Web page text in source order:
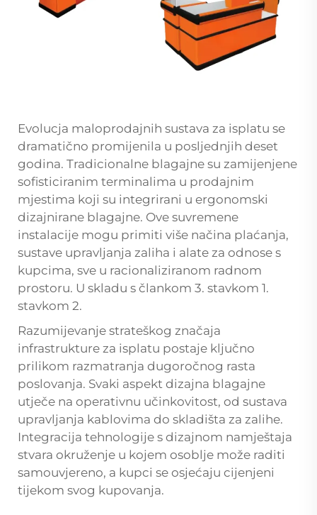
Evolucja maloprodajnih sustava za isplatu se
dramatično promijenila u posljednjih deset
godina. Tradicionalne blagajne su zamijenjene
sofisticiranim terminalima u prodajnim
mjestima koji su integrirani u ergonomski
dizajnirane blagajne. Ove suvremene
instalacije mogu primiti više načina plaćanja,
sustave upravljanja zaliha i alate za odnose s
kupcima, sve u racionaliziranom radnom
prostoru. U skladu s člankom 3. stavkom 1.
stavkom 2.
Razumijevanje strateškog značaja
infrastrukture za isplatu postaje ključno
prilikom razmatranja dugoročnog rasta
poslovanja. Svaki aspekt dizajna blagajne
utječe na operativnu učinkovitost, od sustava
upravljanja kablovima do skladišta za zalihe.
Integracija tehnologije s dizajnom namještaja
stvara okruženje u kojem osoblje može raditi
samouvjereno, a kupci se osjećaju cijenjeni
tijekom svog kupovanja.